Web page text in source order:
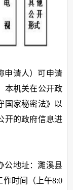
申请人）可申请
本机关在公开政
国家秘密法》以
开的政府信息进
公地址：濉溪县
时间（上午8:0